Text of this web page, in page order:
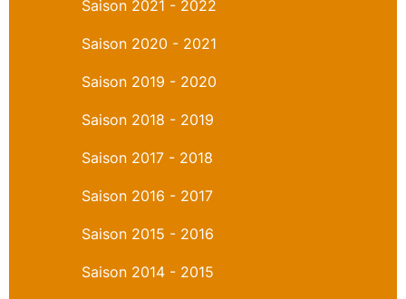
Saison 2021 - 2022
Saison 2020 - 2021
Saison 2019 - 2020
Saison 2018 - 2019
Saison 2017 - 2018
Saison 2016 - 2017
Saison 2015 - 2016
Saison 2014 - 2015